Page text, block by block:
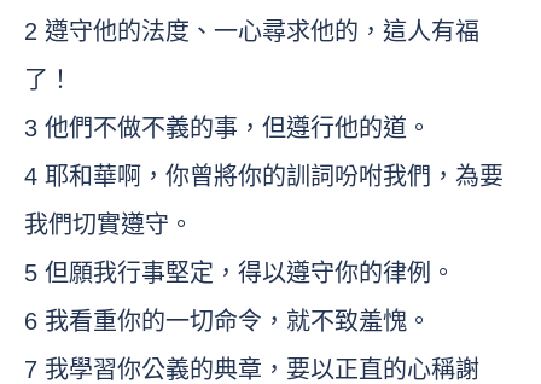
2 遵守他的法度、一心尋求他的，這人有福
了！
3 他們不做不義的事，但遵行他的道。
4 耶和華啊，你曾將你的訓詞吩咐我們，為要
我們切實遵守。
5 但願我行事堅定，得以遵守你的律例。
6 我看重你的一切命令，就不致羞愧。
7 我學習你公義的典章，要以正直的心稱謝